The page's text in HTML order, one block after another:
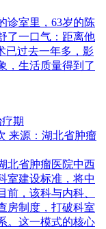
诊室里，63岁的陈
了一口气：距离他
已过去一年多，影
，生活质量得到了
期
来源：湖北省肿瘤
北省肿瘤医院中西
室建设标准，将中
前，该科与内科、
房制度，打破科室
。这一模式的核心